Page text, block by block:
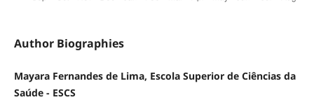
Author Biographies
Mayara Fernandes de Lima, Escola Superior de Ciências da
Saúde - ESCS